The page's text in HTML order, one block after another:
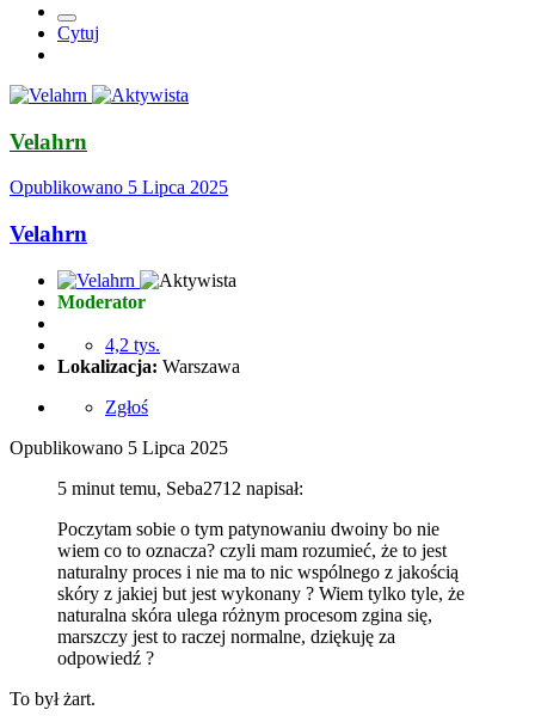
Cytuj
Velahrn
Opublikowano 5 Lipca 2025
Velahrn
Moderator
4,2 tys.
Lokalizacja: Warszawa
Zgłoś
Opublikowano 5 Lipca 2025
5 minut temu, Seba2712 napisał:
Poczytam sobie o tym patynowaniu dwoiny bo nie
wiem co to oznacza? czyli mam rozumieć, że to jest
naturalny proces i nie ma to nic wspólnego z jakością
skóry z jakiej but jest wykonany ? Wiem tylko tyle, że
naturalna skóra ulega różnym procesom zgina się,
marszczy jest to raczej normalne, dziękuję za
odpowiedź ?
To był żart.